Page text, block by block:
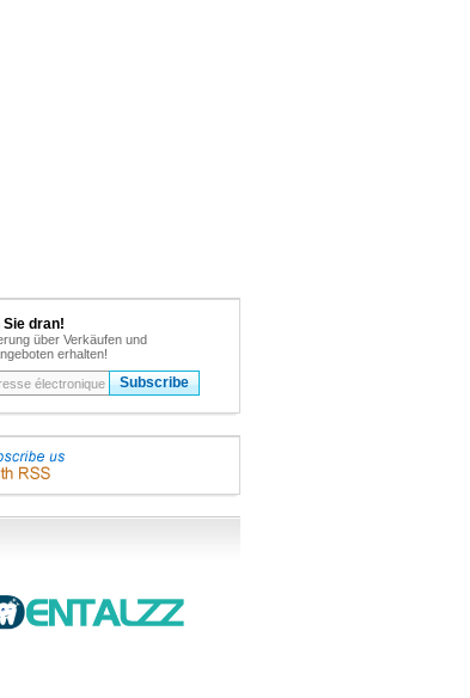
Sie dran!
über Verkäufen und
erhalten!